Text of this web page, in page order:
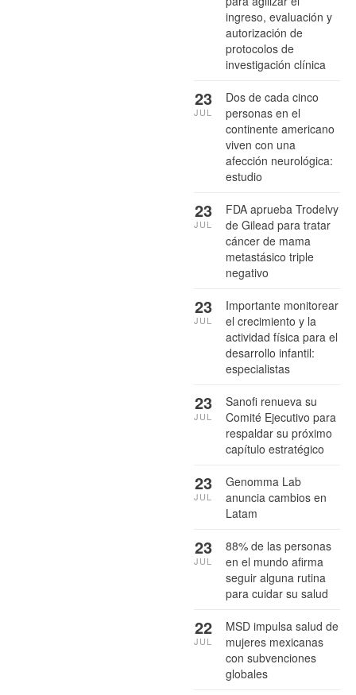
ingreso, evaluación y
autorización de
protocolos de
investigación clínica
Dos de cada cinco
personas en el
continente americano
viven con una
afección neurológica:
estudio
23
JUL
FDA aprueba Trodelvy
de Gilead para tratar
cáncer de mama
metastásico triple
negativo
23
JUL
Importante monitorear
el crecimiento y la
actividad física para el
desarrollo infantil:
especialistas
23
JUL
Sanofi renueva su
Comité Ejecutivo para
respaldar su próximo
capítulo estratégico
23
JUL
Genomma Lab
anuncia cambios en
Latam
23
JUL
88% de las personas
en el mundo afirma
seguir alguna rutina
para cuidar su salud
23
JUL
MSD impulsa salud de
mujeres mexicanas
con subvenciones
globales
22
JUL